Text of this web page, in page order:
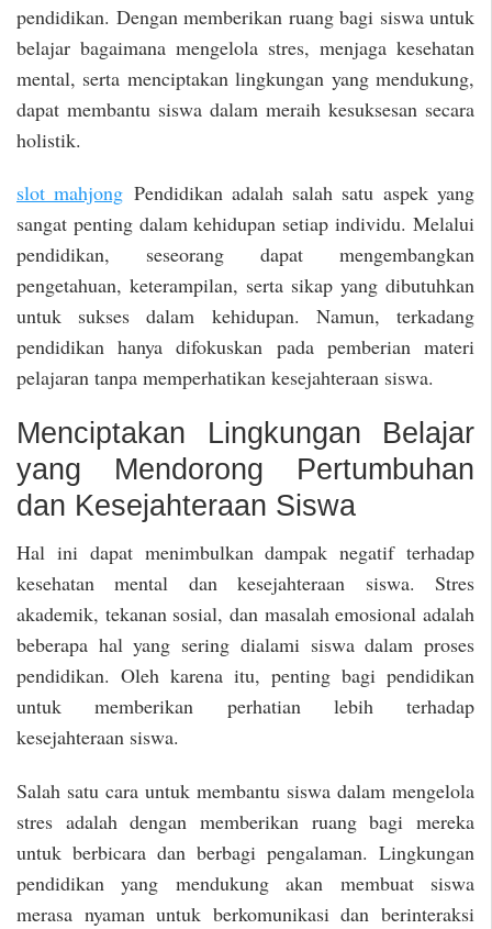
pendidikan. Dengan memberikan ruang bagi siswa untuk
belajar bagaimana mengelola stres, menjaga kesehatan
mental, serta menciptakan lingkungan yang mendukung,
dapat membantu siswa dalam meraih kesuksesan secara
holistik.
slot mahjong Pendidikan adalah salah satu aspek yang
sangat penting dalam kehidupan setiap individu. Melalui
pendidikan, seseorang dapat mengembangkan
pengetahuan, keterampilan, serta sikap yang dibutuhkan
untuk sukses dalam kehidupan. Namun, terkadang
pendidikan hanya difokuskan pada pemberian materi
pelajaran tanpa memperhatikan kesejahteraan siswa.
Menciptakan Lingkungan Belajar
yang Mendorong Pertumbuhan
dan Kesejahteraan Siswa
Hal ini dapat menimbulkan dampak negatif terhadap
kesehatan mental dan kesejahteraan siswa. Stres
akademik, tekanan sosial, dan masalah emosional adalah
beberapa hal yang sering dialami siswa dalam proses
pendidikan. Oleh karena itu, penting bagi pendidikan
untuk memberikan perhatian lebih terhadap
kesejahteraan siswa.
Salah satu cara untuk membantu siswa dalam mengelola
stres adalah dengan memberikan ruang bagi mereka
untuk berbicara dan berbagi pengalaman. Lingkungan
pendidikan yang mendukung akan membuat siswa
merasa nyaman untuk berkomunikasi dan berinteraksi